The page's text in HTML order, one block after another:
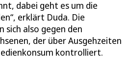
dabei geht es um die
erklärt Duda. Die
sich also gegen den
der über Ausgehzeiten
kontrolliert.